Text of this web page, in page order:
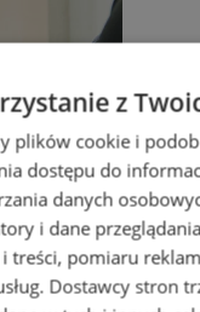
rok
z
plików cookie i
dostępu do
danych
i dane
treści, pomiaru
Dostawcy stron